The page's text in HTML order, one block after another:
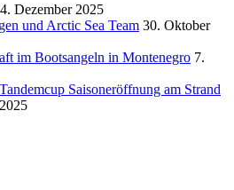
Dezember 2025
und Arctic Sea Team 30. Oktober
im Bootsangeln in Montenegro 7.
Saisoneröffnung am Strand